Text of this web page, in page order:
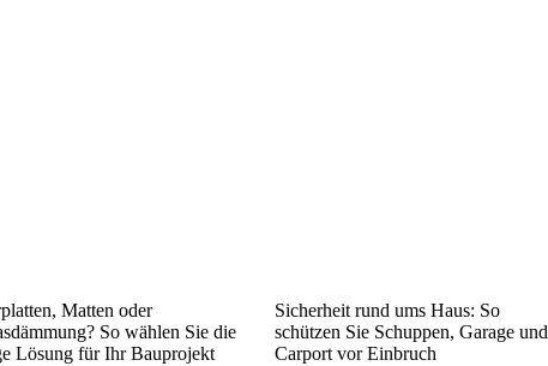
Matten oder
So wählen Sie die
Lösung für Ihr Bauprojekt
Sicherheit rund ums Haus: So
schützen Sie Schuppen, Garage und
Carport vor Einbruch